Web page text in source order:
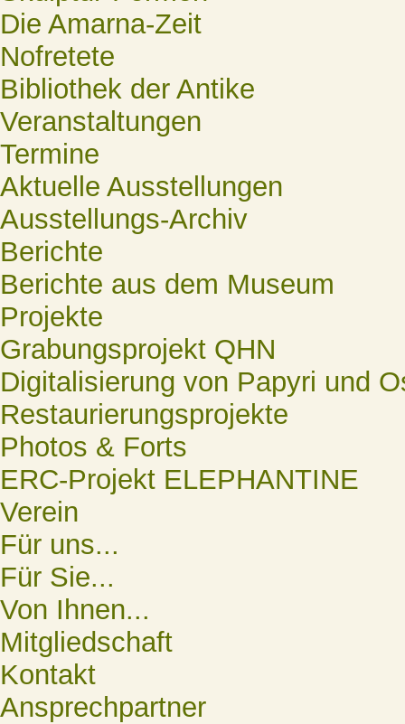
Die Amarna-Zeit
Nofretete
Bibliothek der Antike
Veranstaltungen
Termine
Aktuelle Ausstellungen
Ausstellungs-Archiv
Berichte
Berichte aus dem Museum
Projekte
Grabungsprojekt QHN
Digitalisierung von Papyri und
Restaurierungsprojekte
Photos & Forts
ERC-Projekt ELEPHANTINE
Verein
Für uns...
Für Sie...
Von Ihnen...
Mitgliedschaft
Kontakt
Ansprechpartner